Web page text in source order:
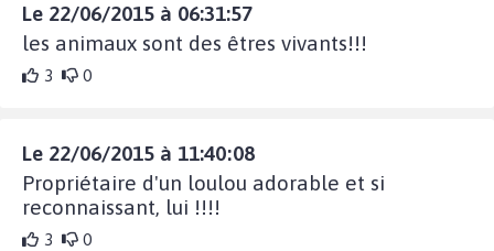
Le 22/06/2015 à 06:31:57
les animaux sont des êtres vivants!!!
3 0
Le 22/06/2015 à 11:40:08
Propriétaire d'un loulou adorable et si
reconnaissant, lui !!!!
3 0